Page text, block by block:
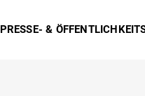
PRESSE- &